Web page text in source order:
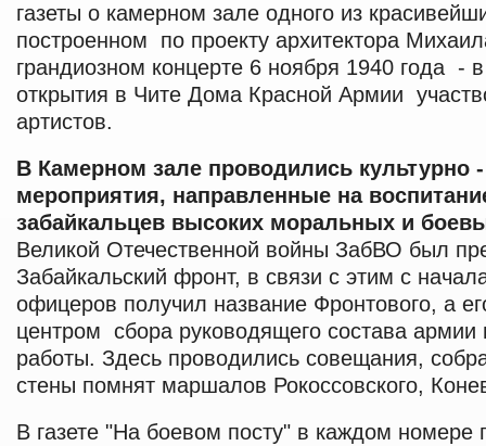
газеты о камерном зале одного из
построенном по проекту архитектора
грандиозном концерте 6 ноября 1940 года -
открытия в Чите Дома Красной Армии
артистов.
В Камерном зале проводились культурно
мероприятия, направленные на
забайкальцев высоких моральных и
Великой Отечественной войны ЗабВО был
Забайкальский фронт, в связи с этим с
офицеров получил название Фронтового, а
центром сбора руководящего состава
работы. Здесь проводились совещания,
стены помнят маршалов Рокоссовского,
В газете "На боевом посту" в каждом номере